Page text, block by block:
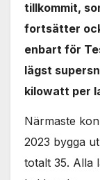
tillkommit,
fortsätter
enbart för
lägst
kilowatt per
Närmaste
2023 bygga
totalt 35. Alla